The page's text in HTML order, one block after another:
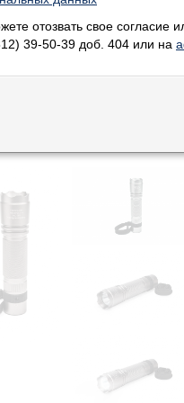
отозвать свое согласие
39-50-39 доб. 404 или на